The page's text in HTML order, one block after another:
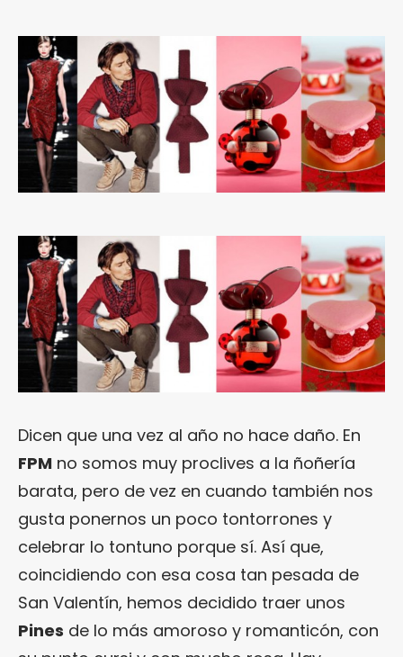
Dicen que una vez al año no hace daño. En
FPM no somos muy proclives a la ñoñería
barata, pero de vez en cuando también nos
gusta ponernos un poco tontorrones y
celebrar lo tontuno porque sí. Así que,
coincidiendo con esa cosa tan pesada de
San Valentín, hemos decidido traer unos
Pines de lo más amoroso y romanticón, con